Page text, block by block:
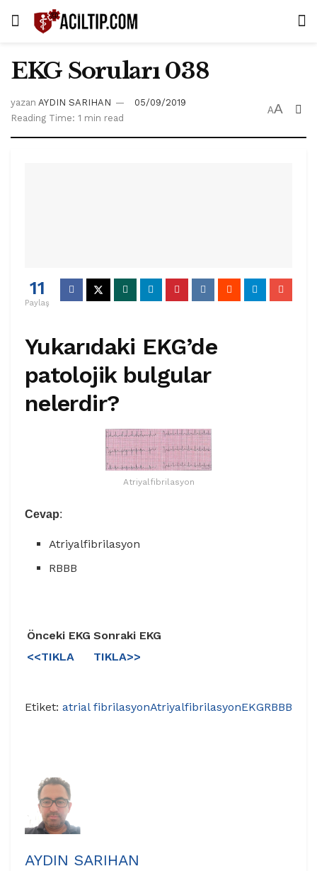
EKG Soruları 038
yazan AYDIN SARIHAN
05/09/2019
Reading Time: 1 min read
AA
11
Paylaş
Yukarıdaki EKG’de
patolojik bulgular
nelerdir?
Atriyalfibrilasyon
Cevap:
Atriyalfibrilasyon
RBBB
Önceki EKG Sonraki EKG
<<TIKLA
TIKLA>>
Etiket: atrial fibrilasyonAtriyalfibrilasyonEKGRBBB
AYDIN SARIHAN